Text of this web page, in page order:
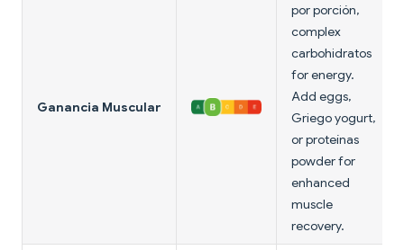
Ganancia Muscular
por porción,
complex
carbohidratos
for energy.
Add eggs,
Griego yogurt,
or proteínas
powder for
enhanced
muscle
recovery.